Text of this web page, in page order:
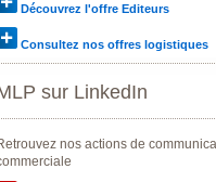
Découvrez l'offre Editeurs
Consultez nos offres logistiques
sur LinkedIn
nos actions de